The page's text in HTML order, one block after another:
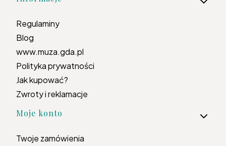
Regulaminy
Blog
www.muza.gda.pl
Polityka prywatności
Jak kupować?
Zwroty i reklamacje
Moje konto
Twoje zamówienia